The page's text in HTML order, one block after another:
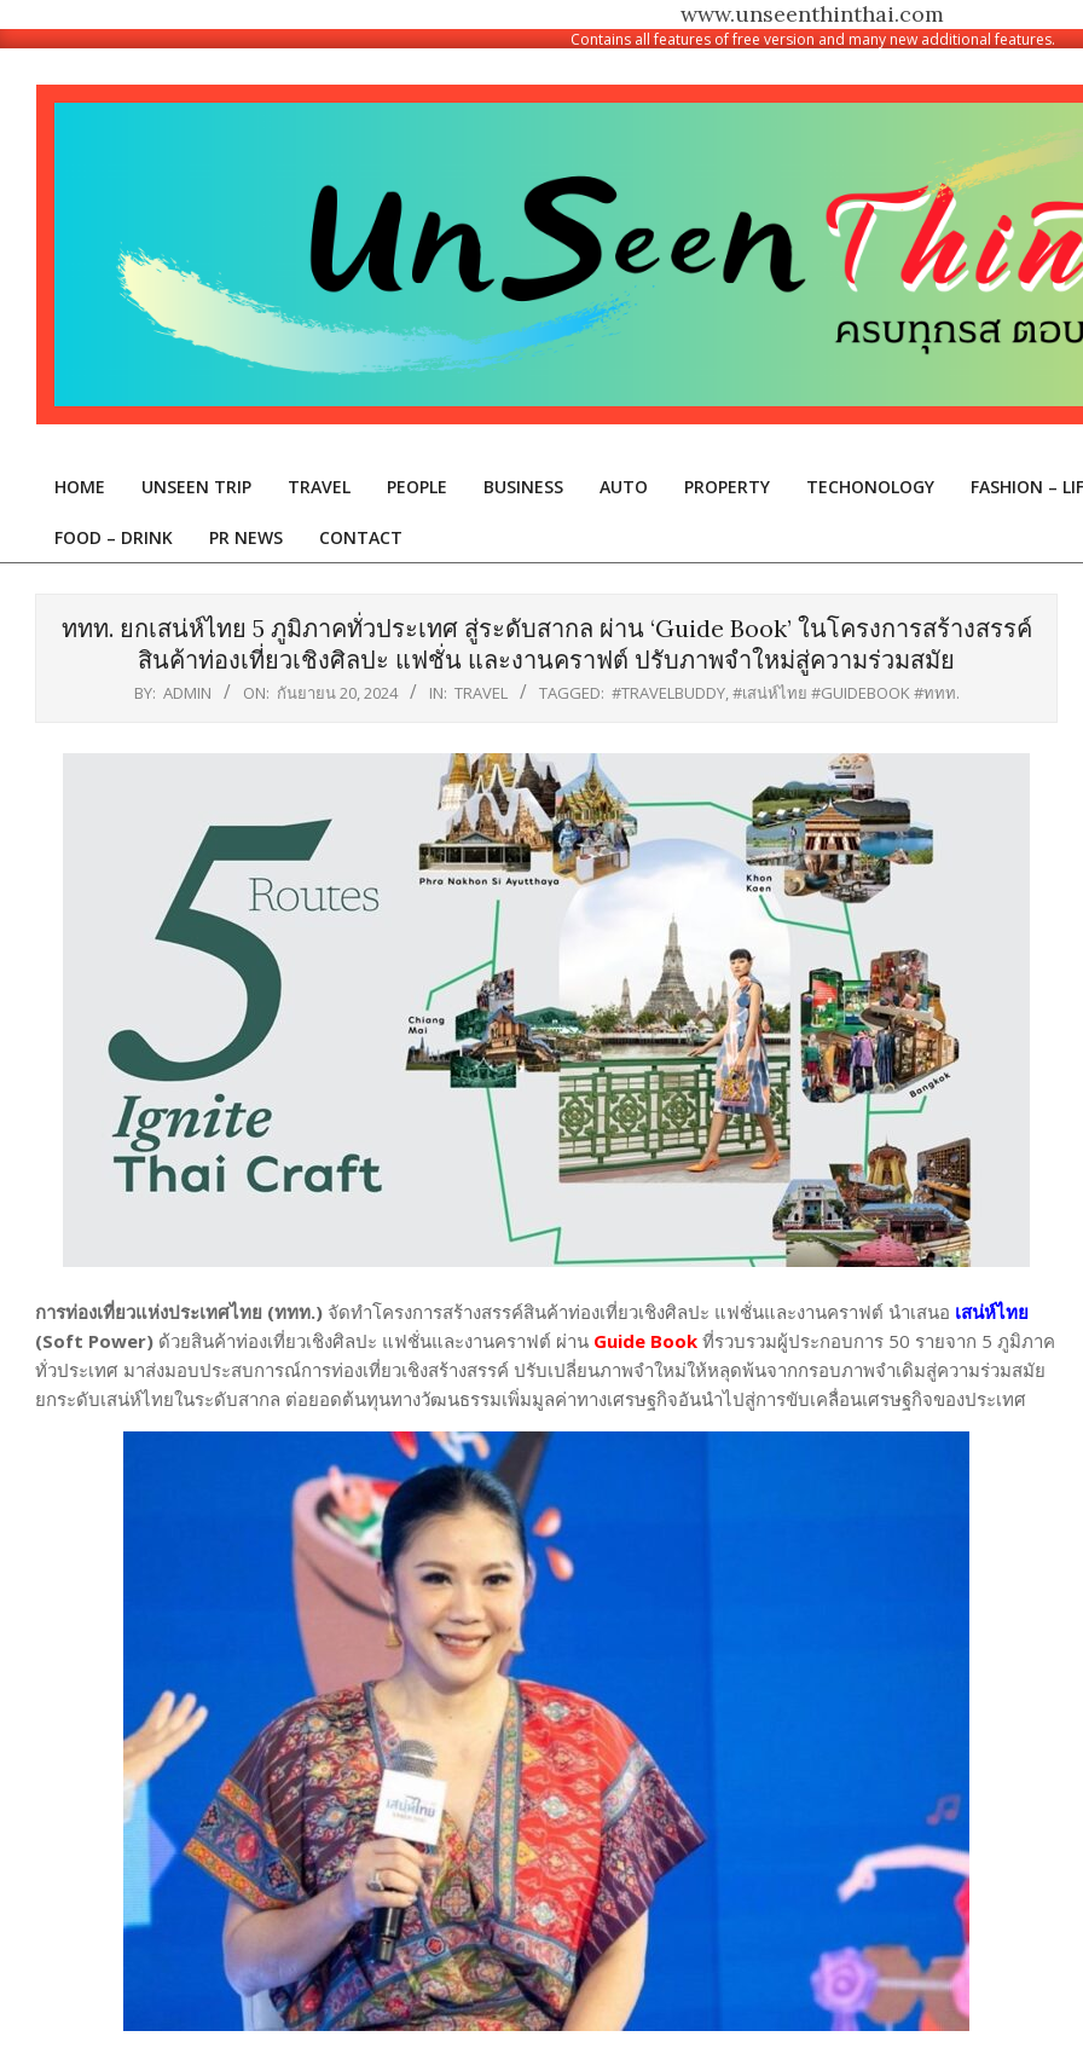
www.unseenthinthai.com
Skip
content
Contains all features of free version and many new additional features.
Unseen
HOME UNSEEN TRIP TRAVEL PEOPLE BUSINESS AUTO PROPERTY TECHONOLOGY FASHION –
FOOD – DRINK PR NEWS CONTACT
ททท. ยกเสน่ห์ไทย 5 ภูมิภาคทั่วประเทศ สู่ระดับสากล ผ่าน ‘Guide Book’ ในโครงการสร้างสรรค์
สินค้าท่องเที่ยวเชิงศิลปะ แฟชั่น และงานคราฟต์ ปรับภาพจำใหม่สู่ความร่วมสมัย
BY: ADMIN ON: กันยายน 20, 2024 IN: TRAVEL TAGGED: #TRAVELBUDDY,#เสน่ห์ไทย #GUIDEBOOK #ททท.
การท่องเที่ยวแห่งประเทศไทย (ททท.) จัดทำโครงการสร้างสรรค์สินค้าท่องเที่ยวเชิงศิลปะ แฟชั่นและงานคราฟต์ นำเสนอ เสน่ห์ไทย
(Soft Power) ด้วยสินค้าท่องเที่ยวเชิงศิลปะ แฟชั่นและงานคราฟต์ ผ่าน Guide Book ที่รวบรวมผู้ประกอบการ 50 รายจาก 5 ภูมิภาค
ทั่วประเทศ มาส่งมอบประสบการณ์การท่องเที่ยวเชิงสร้างสรรค์ ปรับเปลี่ยนภาพจำใหม่ให้หลุดพ้นจากกรอบภาพจำเดิมสู่ความร่วมสมัย
ยกระดับเสน่ห์ไทยในระดับสากล ต่อยอดต้นทุนทางวัฒนธรรมเพิ่มมูลค่าทางเศรษฐกิจอันนำไปสู่การขับเคลื่อนเศรษฐกิจของประเทศ